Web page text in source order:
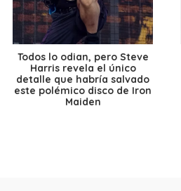
Todos lo odian, pero Steve
Harris revela el único
detalle que habría salvado
este polémico disco de Iron
Maiden